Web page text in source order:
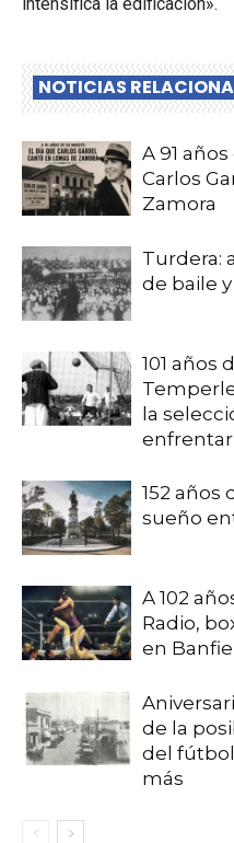
NOTICIAS
A 91
Carlos
Zamora
Turdera:
de baile
101 años
la
152 años
sueño
A 102
Radio,
en
de la
del
más